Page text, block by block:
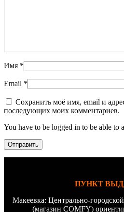
Имя *
Email *
Сохранить моё имя, email и
последующих моих комментариев.
You have to be logged in to be able to
ПУНКТ
Макеевка: Центрально-
(магазин COMFY)